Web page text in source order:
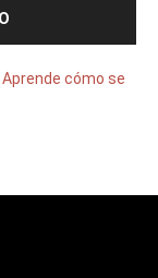
Aprende cómo se